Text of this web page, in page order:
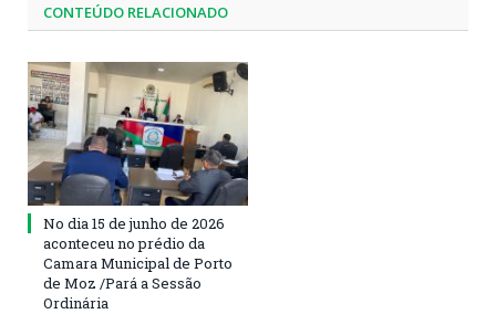
CONTEÚDO RELACIONADO
No dia 15 de junho de 2026
aconteceu no prédio da
Camara Municipal de Porto
de Moz /Pará a Sessão
Ordinária